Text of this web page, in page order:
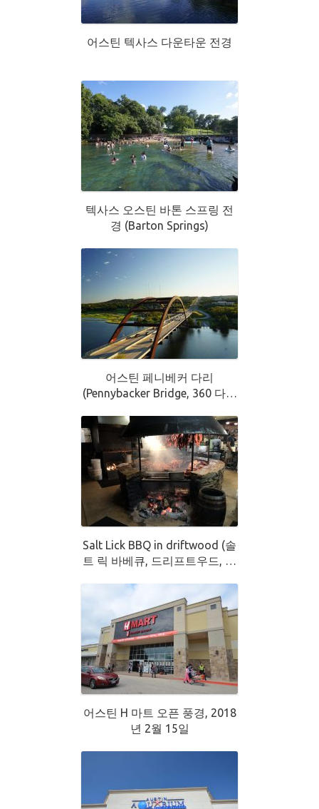
어스틴 텍사스 다운타운 전경
텍사스 오스틴 바톤 스프링 전
경 (Barton Springs)
어스틴 페니베커 다리
(Pennybacker Bridge, 360 다리
Salt Lick BBQ in driftwood (솔
트 릭 바베큐, 드리프트우드, 어
어스틴 H 마트 오픈 풍경, 2018
년 2월 15일